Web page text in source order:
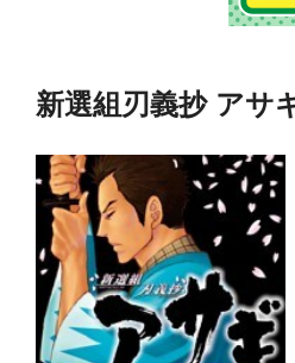
新選組刃義抄 アサ